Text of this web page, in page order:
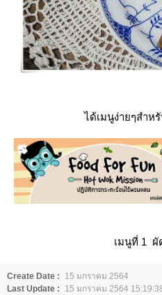
ได้เมนูง่ายๆสำห
เมนูที่ 1 ผั
Create Date :
15 มกราคม 2564
Last Update :
15 มกราคม 2564